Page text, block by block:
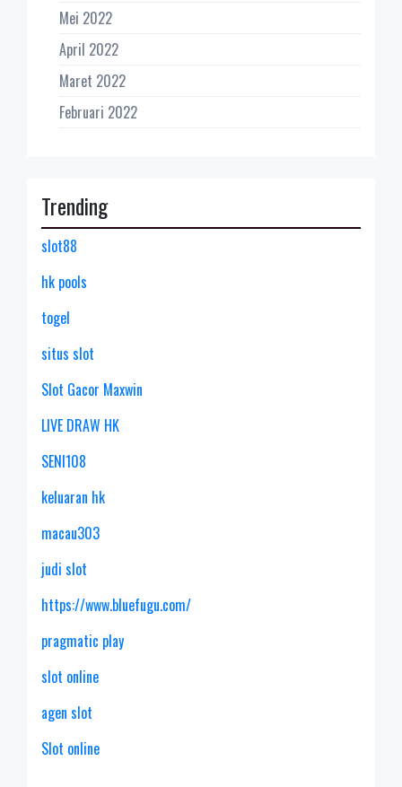
Mei 2022
April 2022
Maret 2022
Februari 2022
Trending
slot88
hk pools
togel
situs slot
Slot Gacor Maxwin
LIVE DRAW HK
SENI108
keluaran hk
macau303
judi slot
https://www.bluefugu.com/
pragmatic play
slot online
agen slot
Slot online